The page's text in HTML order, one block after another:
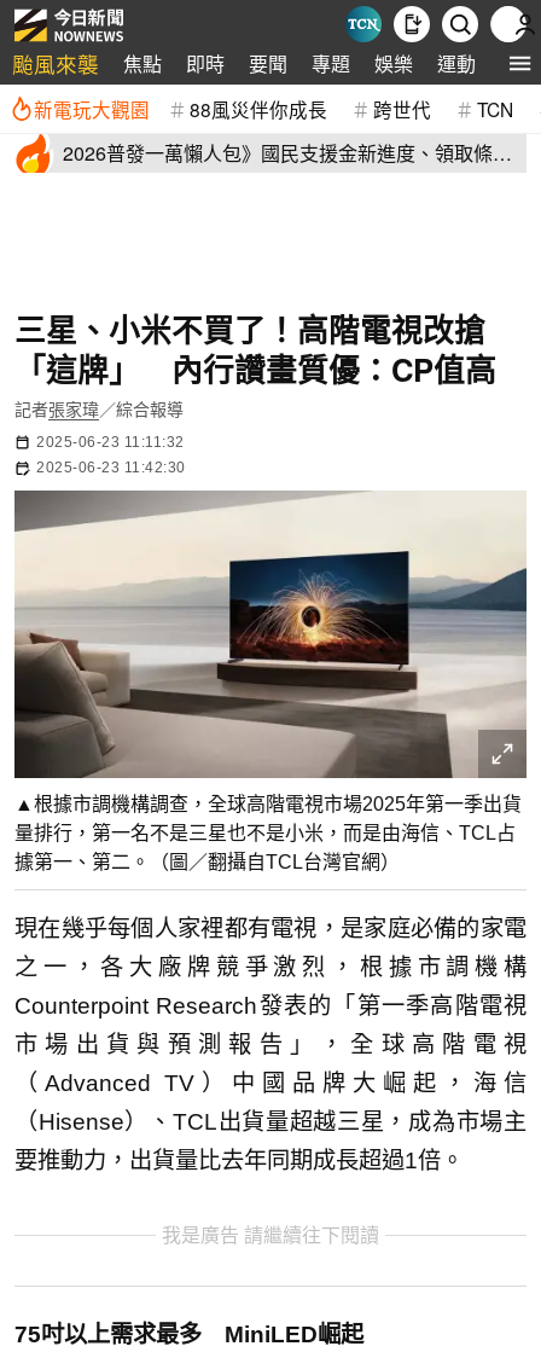
颱風來襲 焦點 即時 要聞 專題 娛樂 運動 全球
新電玩大觀園 88風災伴你成長 跨世代 TCN
2026普發一萬懶人包》國民支援金新進度、領取條
三星、小米不買了！高階電視改搶
「這牌」 內行讚畫質優：CP值高
記者張家瑋／綜合報導
2025-06-23 11:11:32
2025-06-23 11:42:30
▲根據市調機構調查，全球高階電視市場2025年第一季出貨
量排行，第一名不是三星也不是小米，而是由海信、TCL占
據第一、第二。（圖／翻攝自TCL台灣官網）
現在幾乎每個人家裡都有電視，是家庭必備的家電
之一，各大廠牌競爭激烈，根據市調機構
Counterpoint Research發表的「第一季高階電視
市場出貨與預測報告」，全球高階電視
（Advanced TV）中國品牌大崛起，海信
（Hisense）、TCL出貨量超越三星，成為市場主
要推動力，出貨量比去年同期成長超過1倍。
我是廣告 請繼續往下閱讀
75吋以上需求最多 MiniLED崛起